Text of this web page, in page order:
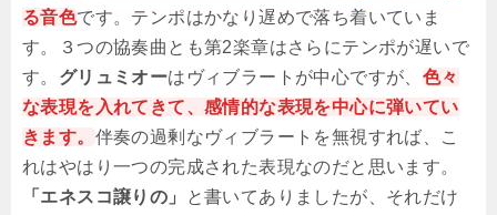
る音色です。テンポはかなり遅めで落ち着いていま
す。３つの協奏曲とも第2楽章はさらにテンポが遅いで
す。 グリュミオーはヴィブラートが中心ですが、 色々
な表現を入れてきて、感情的な表現を中心に弾いてい
きます。 伴奏の過剰なヴィブラートを無視すれば、こ
れはやはり一つの完成された表現なのだと思います。
「エネスコ譲りの」
と書いてありましたが、それだけ